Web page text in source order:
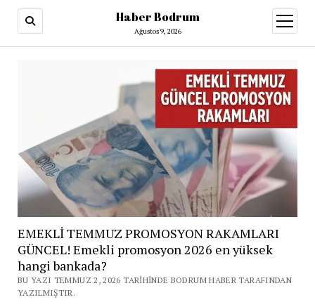
Haber Bodrum
Ağustos 9, 2026
aç
EMEKLİ TEMMUZ PROMOSYON RAKAMLARI
GÜNCEL! Emekli promosyon 2026 en yüksek
hangi bankada?
BU YAZI TEMMUZ 2, 2026 TARIHINDE BODRUM HABER TARAFINDAN
YAZILMIŞTIR.